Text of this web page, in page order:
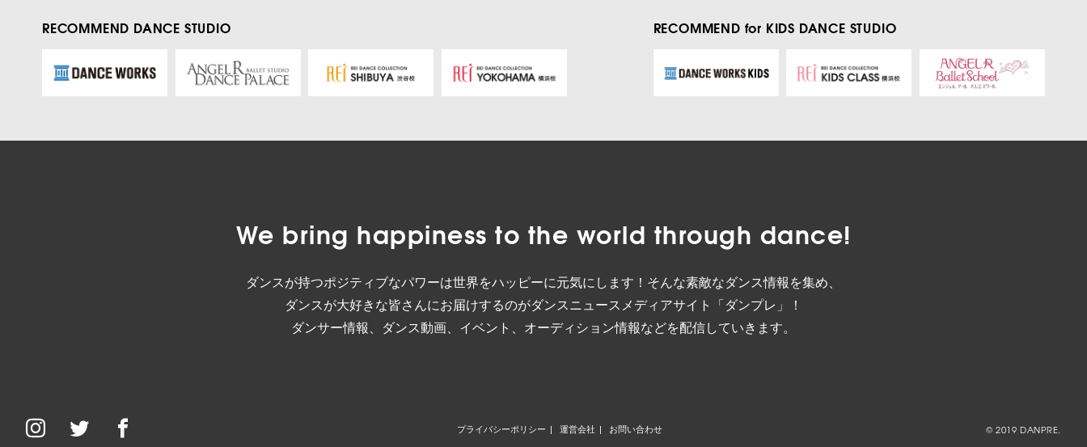
RECOMMEND DANCE STUDIO RECOMMEND for KIDS DANCE STUDIO
We bring happiness to the world through dance!
ダンスが持つポジティブなパワーは世界をハッピーに元気にします！そんな素敵なダンス情報を集め、
ダンスが大好きな皆さんにお届けするのがダンスニュースメディアサイト「ダンプレ」！
ダンサー情報、ダンス動画、イベント、オーディション情報などを配信していきます。
プライバシーポリシー 運営会社 お問い合わせ © 2019 DANPRE.